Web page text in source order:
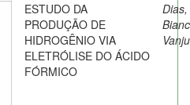
ESTUDO DA
PRODUÇÃO DE
HIDROGÊNIO VIA
ELETRÓLISE DO ÁCIDO
FÓRMICO
Dias,